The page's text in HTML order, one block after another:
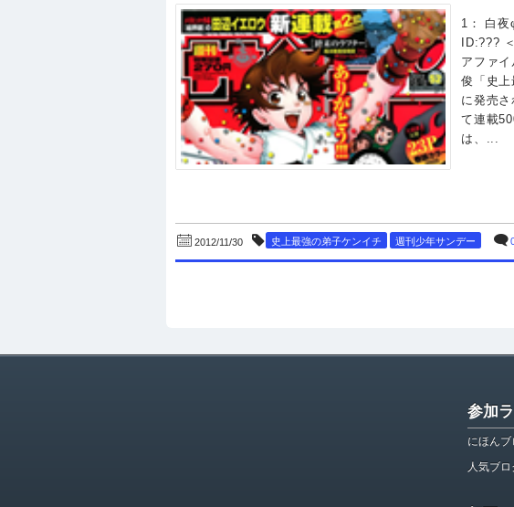
1： 白
ID:???
アファ
俊「史上
に発売
て連載
は、...
2012/11/30 史上最強の弟子ケンイチ 週刊少年サンデー
参加
にほん
人気ブ